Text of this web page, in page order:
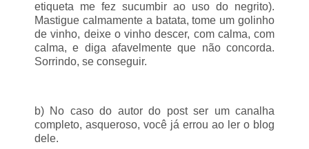
etiqueta me fez sucumbir ao uso do negrito).
Mastigue calmamente a batata, tome um golinho
de vinho, deixe o vinho descer, com calma, com
calma, e diga afavelmente que não concorda.
Sorrindo, se conseguir.
b) No caso do autor do post ser um canalha
completo, asqueroso, você já errou ao ler o blog
dele.